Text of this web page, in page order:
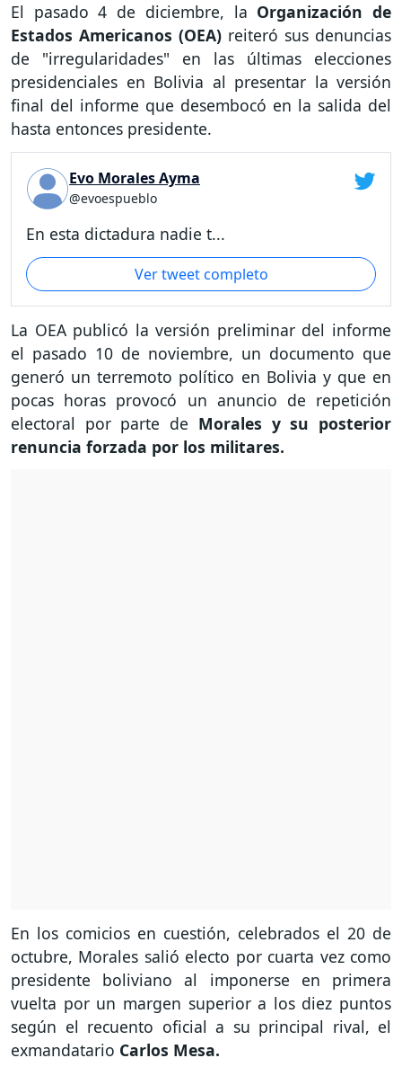
El pasado 4 de diciembre, la Organización de
Estados Americanos (OEA) reiteró sus denuncias
de "irregularidades" en las últimas elecciones
presidenciales en Bolivia al presentar la versión
final del informe que desembocó en la salida del
hasta entonces presidente.
Evo Morales Ayma
@evoespueblo
En esta dictadura nadie t...
Ver tweet completo
La OEA publicó la versión preliminar del informe
el pasado 10 de noviembre, un documento que
generó un terremoto político en Bolivia y que en
pocas horas provocó un anuncio de repetición
electoral por parte de Morales y su posterior
renuncia forzada por los militares.
En los comicios en cuestión, celebrados el 20 de
octubre, Morales salió electo por cuarta vez como
presidente boliviano al imponerse en primera
vuelta por un margen superior a los diez puntos
según el recuento oficial a su principal rival, el
exmandatario Carlos Mesa.